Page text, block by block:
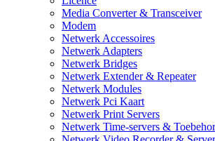
Media Converter & Transceiver
Modem
Netwerk Accessoires
Netwerk Adapters
Netwerk Bridges
Netwerk Extender & Repeater
Netwerk Modules
Netwerk Pci Kaart
Netwerk Print Servers
Netwerk Time-servers &